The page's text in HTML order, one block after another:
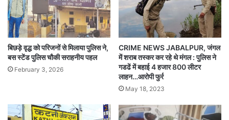
बिछड़े वृद्ध को परिजनों से मिलाया पुलिस ने,
बस स्टेंड पुलिस चौकी सराहनीय पहल
February 3, 2026
CRIME NEWS JABALPUR, जंगल
में शराब तस्कर कर रहे थे मंगल : पुलिस ने
गडढें में बहाई 4 हजार 800 लीटर
लाहन…आरोपी फुर्र
May 18, 2023